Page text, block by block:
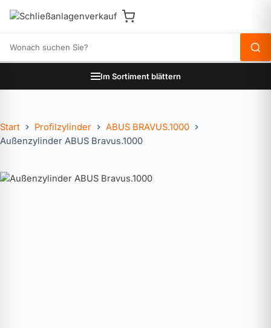
Im Sortiment blättern
Start Profilzylinder
ABUS BRAVUS.1000
Außenzylinder ABUS Bravus.1000